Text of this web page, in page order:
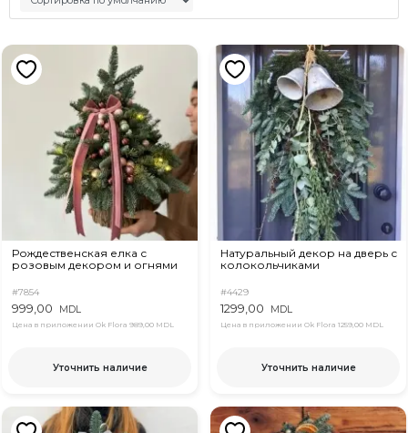
Рождественская елка с
розовым декором и огнями
#7854
999,00 MDL
Цена в приложении Ok Flora 989,00 MDL
Уточнить наличие
Натуральный декор на дверь с
колокольчиками
#4429
1299,00 MDL
Цена в приложении Ok Flora 1259,00 MDL
Уточнить наличие